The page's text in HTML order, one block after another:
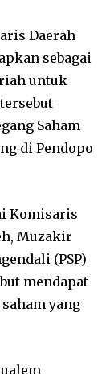
Daerah
sebagai
untuk
Saham
di Pendopo
Komisaris
Muzakir
(PSP)
mendapat
yang